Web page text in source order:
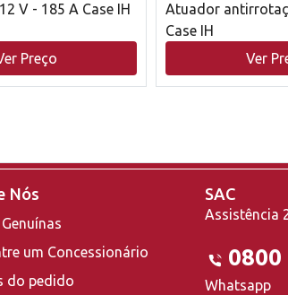
V - 185 A Case IH
Preço
Atuador
Case IH
Ver
Nós
Genuínas
um Concessionário
do pedido
SAC
Assistência
0800
Whatsapp